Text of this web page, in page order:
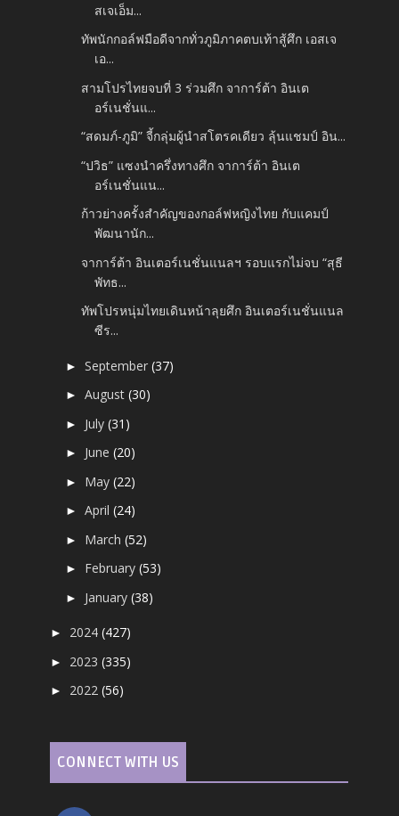
สเจเอ็ม...
ทัพนักกอล์ฟมือดีจากทั่วภูมิภาคตบเท้าสู้ศึก เอสเจ
เอ...
สามโปรไทยจบที่ 3 ร่วมศึก จาการ์ต้า อินเต
อร์เนชั่นแ...
“สดมภ์-ภูมิ” จี้กลุ่มผู้นำสโตรคเดียว ลุ้นแชมป์ อิน...
“ปวิธ” แซงนำครึ่งทางศึก จาการ์ต้า อินเต
อร์เนชั่นแน...
ก้าวย่างครั้งสำคัญของกอล์ฟหญิงไทย กับแคมป์
พัฒนานัก...
จาการ์ต้า อินเตอร์เนชั่นแนลฯ รอบแรกไม่จบ “สุธี
พัทธ...
ทัพโปรหนุ่มไทยเดินหน้าลุยศึก อินเตอร์เนชั่นแนล
ซีร...
►September(37)
►August(30)
► July(31)
► June(20)
► May(22)
►April(24)
► March(52)
► February(53)
► January(38)
► 2024(427)
► 2023(335)
► 2022(56)
CONNECT WITH US